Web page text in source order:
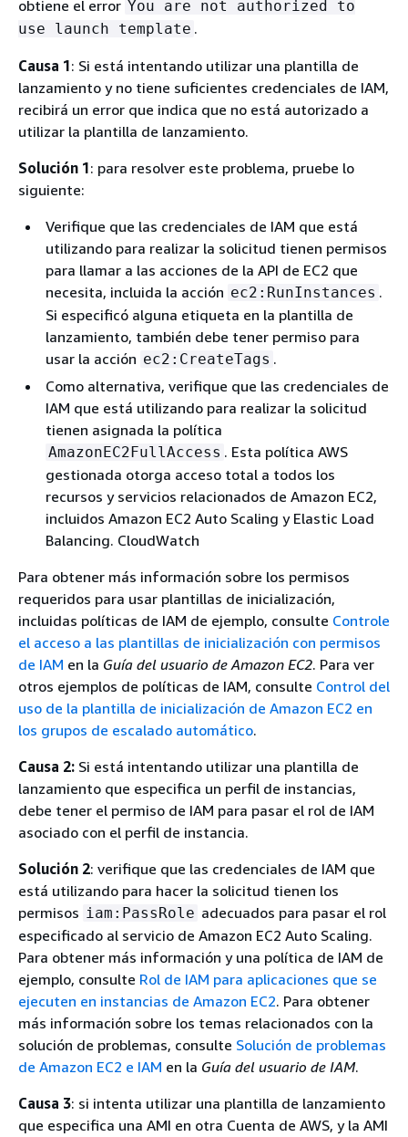
obtiene el error You are not authorized to
use launch template .
Causa 1: Si está intentando utilizar una plantilla de
lanzamiento y no tiene suficientes credenciales de IAM,
recibirá un error que indica que no está autorizado a
utilizar la plantilla de lanzamiento.
Solución 1: para resolver este problema, pruebe lo
siguiente:
Verifique que las credenciales de IAM que está
utilizando para realizar la solicitud tienen permisos
para llamar a las acciones de la API de EC2 que
necesita, incluida la acción ec2:RunInstances .
Si especificó alguna etiqueta en la plantilla de
lanzamiento, también debe tener permiso para
usar la acción ec2:CreateTags .
Como alternativa, verifique que las credenciales de
IAM que está utilizando para realizar la solicitud
tienen asignada la política
AmazonEC2FullAccess . Esta política AWS
gestionada otorga acceso total a todos los
recursos y servicios relacionados de Amazon EC2,
incluidos Amazon EC2 Auto Scaling y Elastic Load
Balancing. CloudWatch
Para obtener más información sobre los permisos
requeridos para usar plantillas de inicialización,
incluidas políticas de IAM de ejemplo, consulte Controle
el acceso a las plantillas de inicialización con permisos
de IAM en la Guía del usuario de Amazon EC2. Para ver
otros ejemplos de políticas de IAM, consulte Control del
uso de la plantilla de inicialización de Amazon EC2 en
los grupos de escalado automático.
Causa 2: Si está intentando utilizar una plantilla de
lanzamiento que especifica un perfil de instancias,
debe tener el permiso de IAM para pasar el rol de IAM
asociado con el perfil de instancia.
Solución 2: verifique que las credenciales de IAM que
está utilizando para hacer la solicitud tienen los
permisos iam:PassRole adecuados para pasar el rol
especificado al servicio de Amazon EC2 Auto Scaling.
Para obtener más información y una política de IAM de
ejemplo, consulte Rol de IAM para aplicaciones que se
ejecuten en instancias de Amazon EC2. Para obtener
más información sobre los temas relacionados con la
solución de problemas, consulte Solución de problemas
de Amazon EC2 e IAM en la Guía del usuario de IAM.
Causa 3: si intenta utilizar una plantilla de lanzamiento
que especifica una AMI en otra Cuenta de AWS, y la AMI